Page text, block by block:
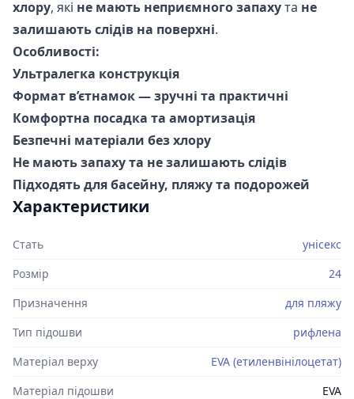
хлору, які не мають неприємного запахута не
залишають слідів на поверхні.
Особливості:
Ультралегка конструкція
Формат в’єтнамок — зручні та практичні
Комфортна посадка та амортизація
Безпечні матеріали без хлору
Не мають запаху та не залишають слідів
Підходять для басейну, пляжу та подорожей
Характеристики
Стать
унісекс
Розмір
24
Призначення
для пляжу
Тип підошви
рифлена
Матеріал верху
EVA (етиленвінілоцетат)
Матеріал підошви
EVA